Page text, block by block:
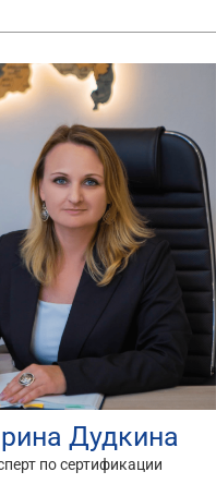
Дудкина
по сертификации